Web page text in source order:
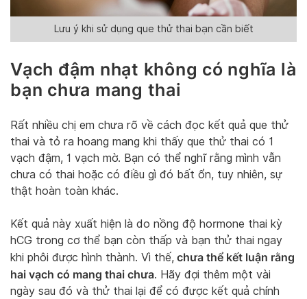
Lưu ý khi sử dụng que thử thai bạn cần biết
Vạch đậm nhạt không có nghĩa là
bạn chưa mang thai
Rất nhiều chị em chưa rõ về cách đọc kết quả que thử
thai và tỏ ra hoang mang khi thấy que thử thai có 1
vạch đậm, 1 vạch mờ. Bạn có thể nghĩ rằng mình vẫn
chưa có thai hoặc có điều gì đó bất ổn, tuy nhiên, sự
thật hoàn toàn khác.
Kết quả này xuất hiện là do nồng độ hormone thai kỳ
hCG trong cơ thể bạn còn thấp và bạn thử thai ngay
khi phôi được hình thành. Vì thế, chưa thể kết luận rằng
hai vạch có mang thai chưa. Hãy đợi thêm một vài
ngày sau đó và thử thai lại để có được kết quả chính